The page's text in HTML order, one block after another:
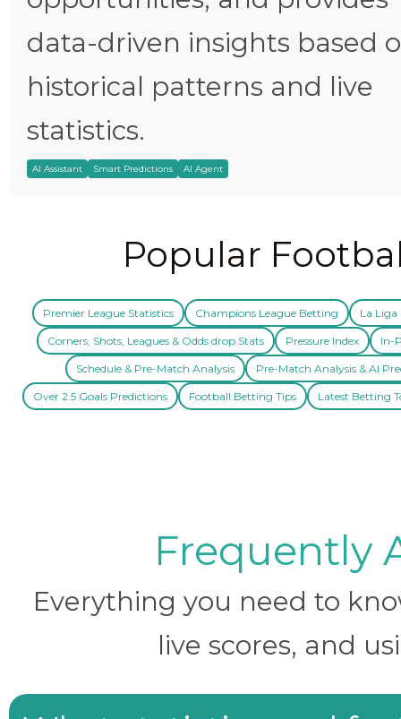
data-driven insights based
historical patterns and live
statistics.
AI Assistant Smart Predictions AI Agent
Popular
Premier League Statistics Champions League Betting La Liga
Corners, Shots, Leagues & Odds drop Stats Pressure Index In-
Schedule & Pre-Match Analysis Pre-Match Analysis & AI
Over 2.5 Goals Predictions Football Betting Tips Latest Betting
Frequently
Everything you need to
live scores, and